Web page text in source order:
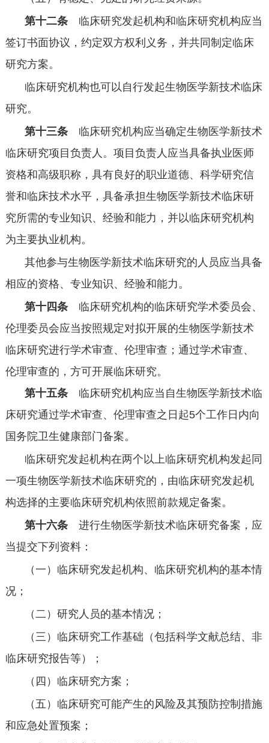
第十二条 临床研究发起机构和临床研究机构应当
签订书面协议，约定双方权利义务，并共同制定临床
研究方案。
临床研究机构也可以自行发起生物医学新技术临床
研究。
第十三条 临床研究机构应当确定生物医学新技术
临床研究项目负责人。项目负责人应当具备执业医师
资格和高级职称，具有良好的职业道德、科学研究信
誉和临床技术水平，具备承担生物医学新技术临床研
究所需的专业知识、经验和能力，并以临床研究机构
为主要执业机构。
其他参与生物医学新技术临床研究的人员应当具备
相应的资格、专业知识、经验和能力。
第十四条 临床研究机构的临床研究学术委员会、
伦理委员会应当按照规定对拟开展的生物医学新技术
临床研究进行学术审查、伦理审查；通过学术审查、
伦理审查的，方可开展临床研究。
第十五条 临床研究机构应当自生物医学新技术临
床研究通过学术审查、伦理审查之日起5个工作日内向
国务院卫生健康部门备案。
临床研究发起机构在两个以上临床研究机构发起同
一项生物医学新技术临床研究的，由临床研究发起机
构选择的主要临床研究机构依照前款规定备案。
第十六条 进行生物医学新技术临床研究备案，应
当提交下列资料：
（一）临床研究发起机构、临床研究机构的基本情
况；
（二）研究人员的基本情况；
（三）临床研究工作基础（包括科学文献总结、非
临床研究报告等）；
（四）临床研究方案；
（五）临床研究可能产生的风险及其预防控制措施
和应急处置预案；